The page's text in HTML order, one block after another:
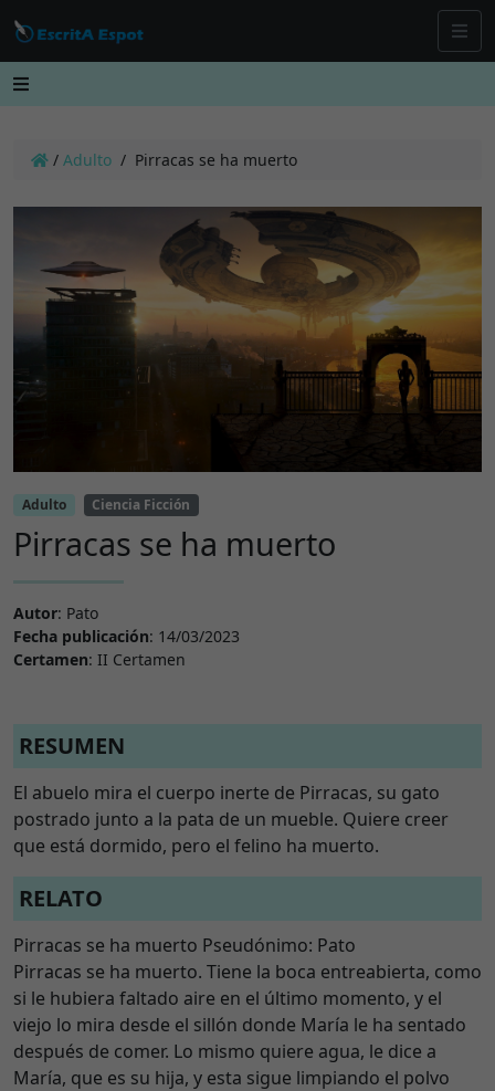
/ Adulto / Pirracas se ha muerto
Adulto Ciencia Ficción
Pirracas se ha muerto
Autor: Pato
Fecha publicación: 14/03/2023
Certamen: II Certamen
RESUMEN
El abuelo mira el cuerpo inerte de Pirracas, su gato
postrado junto a la pata de un mueble. Quiere creer
que está dormido, pero el felino ha muerto.
RELATO
Pirracas se ha muerto Pseudónimo: Pato
Pirracas se ha muerto. Tiene la boca entreabierta, como
si le hubiera faltado aire en el último momento, y el
viejo lo mira desde el sillón donde María le ha sentado
después de comer. Lo mismo quiere agua, le dice a
María, que es su hija, y esta sigue limpiando el polvo